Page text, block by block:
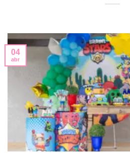
04
abr